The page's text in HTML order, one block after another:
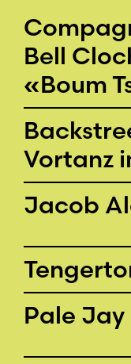
Bell
«Boum
Vortanz
Jacob
Pale Jay